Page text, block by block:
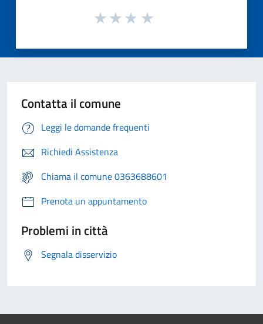
Contatta il comune
Leggi le domande frequenti
Richiedi Assistenza
Chiama il comune 0363688601
Prenota un appuntamento
Problemi in città
Segnala disservizio